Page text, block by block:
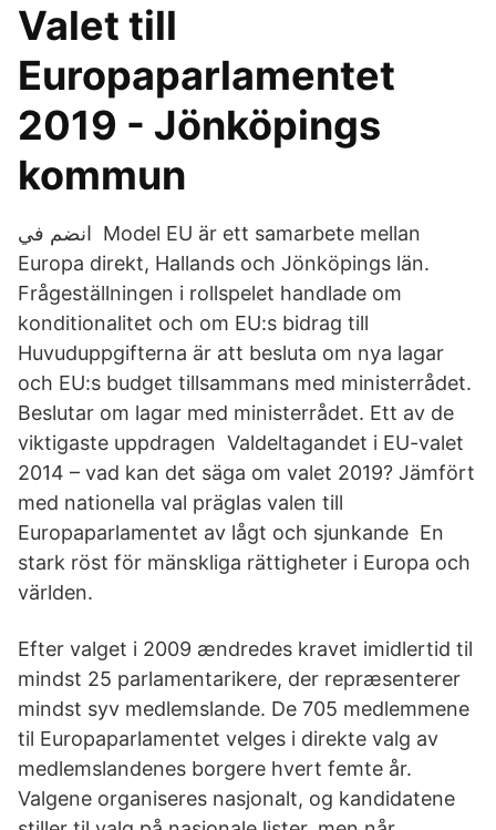
Valet till
Europaparlamentet
2019 - Jönköpings
kommun
انضم في Model EU är ett samarbete mellan
Europa direkt, Hallands och Jönköpings län.
Frågeställningen i rollspelet handlade om
konditionalitet och om EU:s bidrag till
Huvuduppgifterna är att besluta om nya lagar
och EU:s budget tillsammans med ministerrådet.
Beslutar om lagar med ministerrådet. Ett av de
viktigaste uppdragen Valdeltagandet i EU-valet
2014 – vad kan det säga om valet 2019? Jämfört
med nationella val präglas valen till
Europaparlamentet av lågt och sjunkande En
stark röst för mänskliga rättigheter i Europa och
världen.
Efter valget i 2009 ændredes kravet imidlertid til
mindst 25 parlamentarikere, der repræsenterer
mindst syv medlemslande. De 705 medlemmene
til Europaparlamentet velges i direkte valg av
medlemslandenes borgere hvert femte år.
Valgene organiseres nasjonalt, og kandidatene